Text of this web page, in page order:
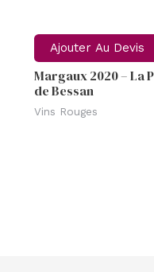
Ajouter Au Devis
Margaux 2020 – La
de Bessan
Vins Rouges